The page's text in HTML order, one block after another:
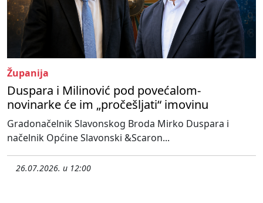
Županija
Duspara i Milinović pod povećalom-
novinarke će im „pročešljati“ imovinu
Gradonačelnik Slavonskog Broda Mirko Duspara i
načelnik Općine Slavonski &Scaron...
26.07.2026. u 12:00